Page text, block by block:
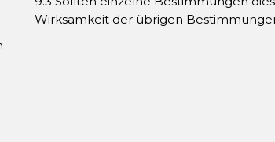
Wirksamkeit der übrigen